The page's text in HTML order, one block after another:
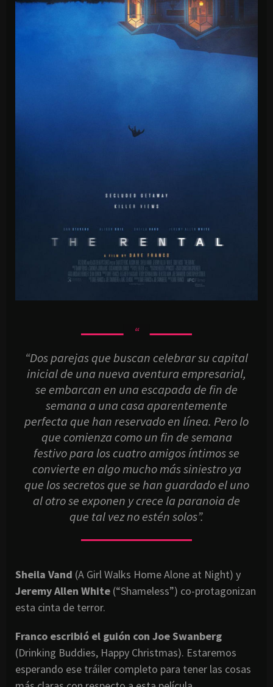
“Dos parejas que buscan celebrar su capital
inicial de una nueva aventura empresarial,
se embarcan en una escapada de fin de
semana a una casa aparentemente
perfecta que han reservado en línea. Pero lo
que comienza como un fin de semana
festivo para los cuatro amigos íntimos se
convierte en algo mucho más siniestro ya
que los secretos que se han guardado el uno
al otro se exponen y crece la paranoia de
que tal vez no estén solos”.
Sheila Vand (A Girl Walks Home Alone at Night) y
Jeremy Allen White (“Shameless”) co-protagonizan
esta cinta de terror.
Franco escribió el guión con Joe Swanberg
(Drinking Buddies, Happy Christmas). Estaremos
esperando ese tráiler completo para tener las cosas